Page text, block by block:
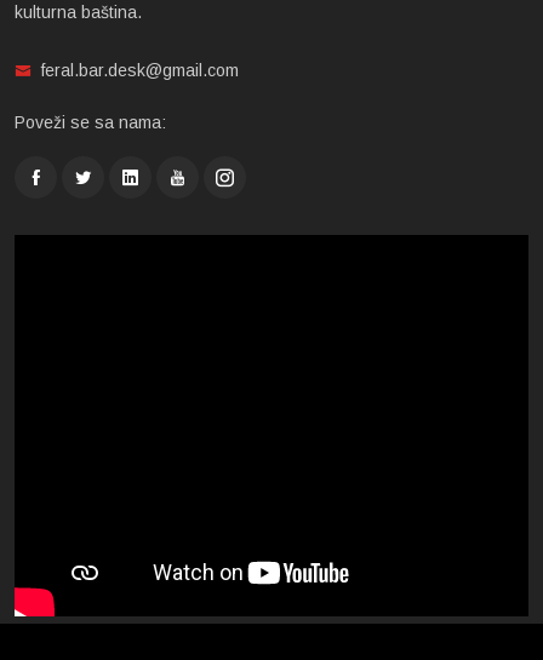
kulturna baština.
feral.bar.desk@gmail.com
Poveži se sa nama: